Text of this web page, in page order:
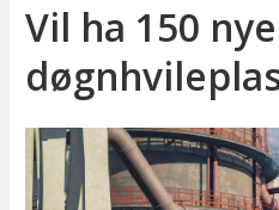
Vil ha 150 nye